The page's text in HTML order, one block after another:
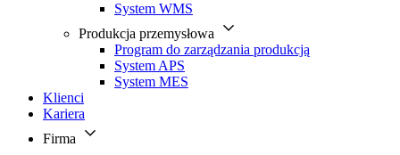
System WMS
Produkcja przemysłowa
Program do zarządzania produkcją
System APS
System MES
Klienci
Kariera
Firma